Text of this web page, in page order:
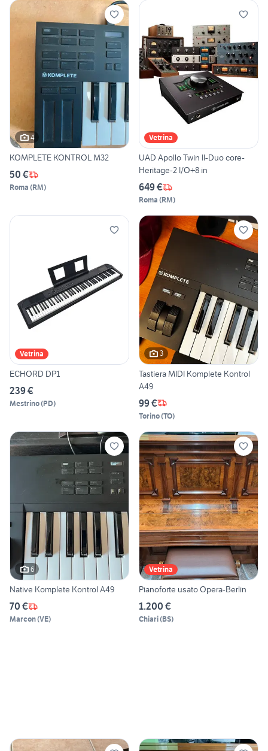
4
KOMPLETE KONTROL M32
50 €
Roma (RM)
Vetrina
UAD Apollo Twin II-Duo core-
Heritage-2 I/O+8 in
649 €
Roma (RM)
Vetrina
ECHORD DP1
239 €
Mestrino(PD)
3
Tastiera MIDI Komplete Kontrol
A49
99 €
Torino(TO)
6
Native Komplete Kontrol A49
70 €
Marcon(VE)
Vetrina
Pianoforte usato Opera-Berlin
1.200 €
Chiari(BS)